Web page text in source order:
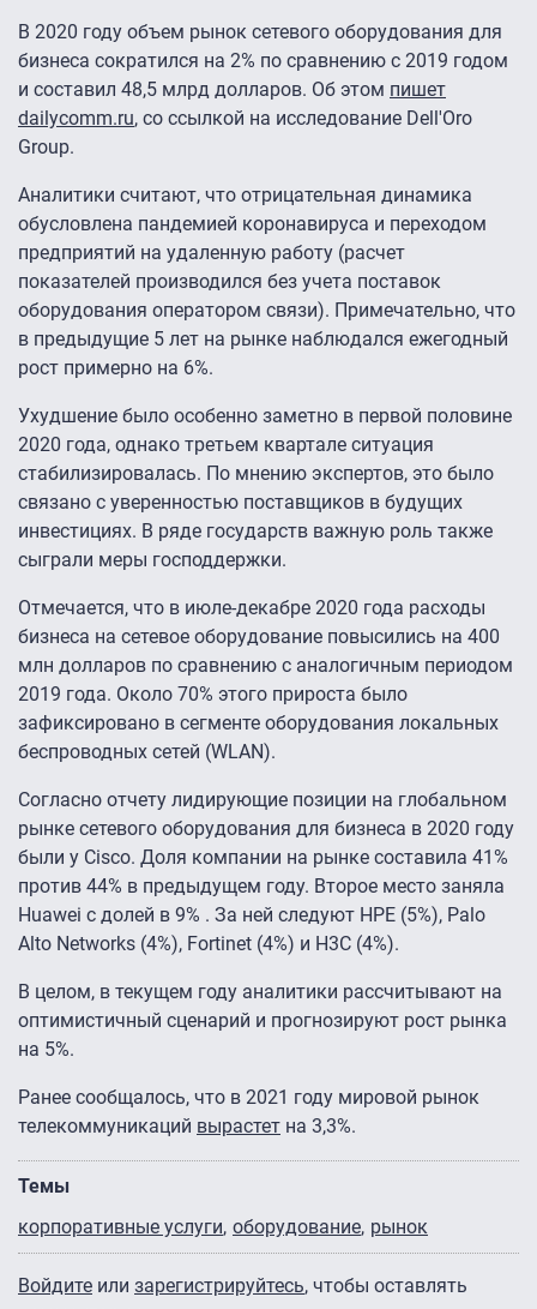
В 2020 году объем рынок сетевого оборудования для
бизнеса сократился на 2% по сравнению с 2019 годом
и составил 48,5 млрд долларов. Об этом пишет
dailycomm.ru, со ссылкой на исследование Dell'Oro
Group.
Аналитики считают, что отрицательная динамика
обусловлена пандемией коронавируса и переходом
предприятий на удаленную работу (расчет
показателей производился без учета поставок
оборудования оператором связи). Примечательно, что
в предыдущие 5 лет на рынке наблюдался ежегодный
рост примерно на 6%.
Ухудшение было особенно заметно в первой половине
2020 года, однако третьем квартале ситуация
стабилизировалась. По мнению экспертов, это было
связано с уверенностью поставщиков в будущих
инвестициях. В ряде государств важную роль также
сыграли меры господдержки.
Отмечается, что в июле-декабре 2020 года расходы
бизнеса на сетевое оборудование повысились на 400
млн долларов по сравнению с аналогичным периодом
2019 года. Около 70% этого прироста было
зафиксировано в сегменте оборудования локальных
беспроводных сетей (WLAN).
Согласно отчету лидирующие позиции на глобальном
рынке сетевого оборудования для бизнеса в 2020 году
были у Cisco. Доля компании на рынке составила 41%
против 44% в предыдущем году. Второе место заняла
Huawei с долей в 9% . За ней следуют HPE (5%), Palo
Alto Networks (4%), Fortinet (4%) и H3C (4%).
В целом, в текущем году аналитики рассчитывают на
оптимистичный сценарий и прогнозируют рост рынка
на 5%.
Ранее сообщалось, что в 2021 году мировой рынок
телекоммуникаций вырастет на 3,3%.
Темы
корпоративные услуги оборудование рынок
Войдите или зарегистрируйтесь, чтобы оставлять